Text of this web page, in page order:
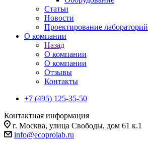
Статьи
Новости
Проектирование лабораторий
О компании
Назад
О компании
О компании
Отзывы
Контакты
+7 (495) 125-35-50
Контактная информация
г. Москва, улица Свободы, дом 61 к.1
info@ecoprolab.ru